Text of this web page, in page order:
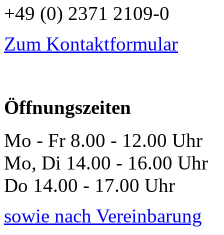
+49 (0) 2371 2109-0
Zum Kontaktformular
Öffnungszeiten
Mo - Fr 8.00 - 12.00 Uhr
Mo, Di 14.00 - 16.00 Uhr
Do 14.00 - 17.00 Uhr
sowie nach Vereinbarung